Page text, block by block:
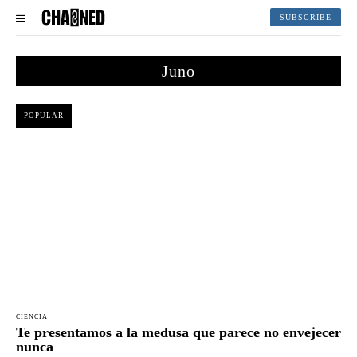
SUBSCRIBE
Juno
POPULAR
CIENCIA
Te presentamos a la medusa que parece no envejecer
nunca